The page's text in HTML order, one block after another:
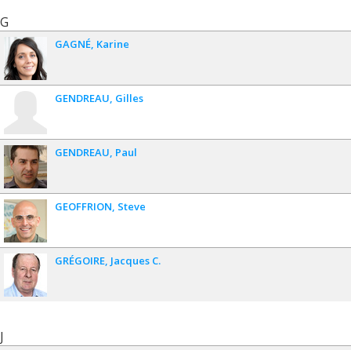
G
GAGNÉ Karine
GENDREAU Gilles
GENDREAU Paul
GEOFFRION Steve
GRÉGOIRE Jacques C.
J